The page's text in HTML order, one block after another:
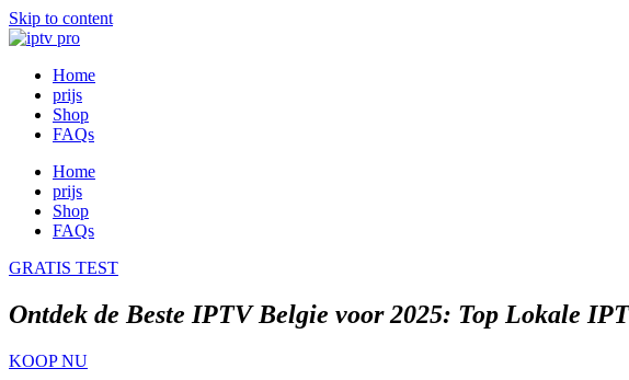
Skip to content
Home
prijs
Shop
FAQs
Home
prijs
Shop
FAQs
GRATIS TEST
Ontdek de Beste IPTV Belgie voor 2025: Top Lokale
KOOP NU